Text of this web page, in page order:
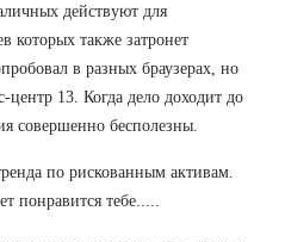
действуют для
которых также затронет
в разных браузерах, но
центр 13. Когда дело доходит до
совершенно бесполезны.
по рискованным активам.
понравится тебе.....